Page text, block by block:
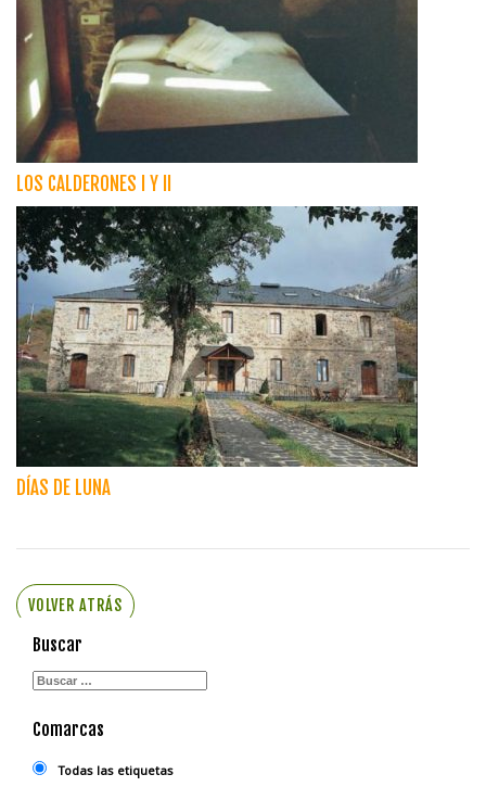
LOS CALDERONES I Y II
DÍAS DE LUNA
VOLVER ATRÁS
Buscar
Comarcas
Todas las etiquetas